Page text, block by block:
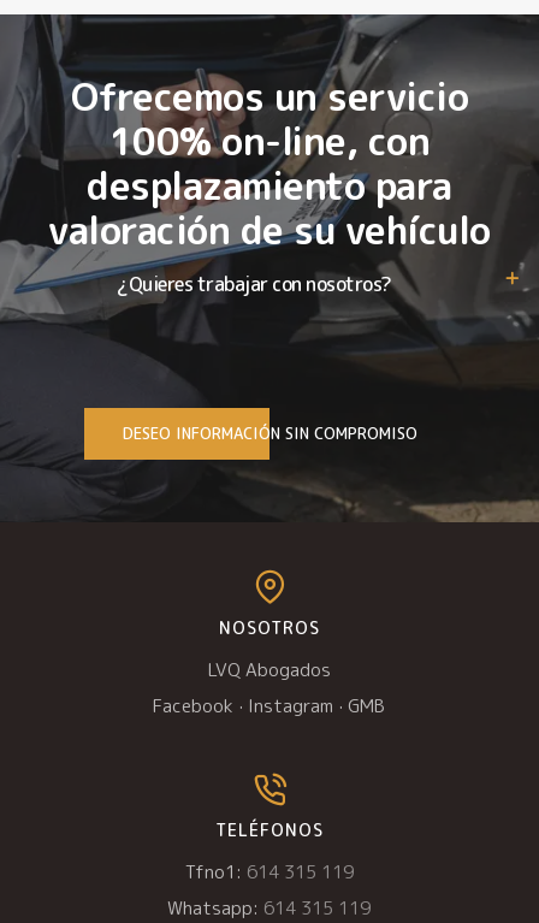
Ofrecemos un servicio
100% on-line, con
desplazamiento para
valoración de su vehículo
¿Quieres trabajar con nosotros?
DESEO INFORMACIÓN SIN COMPROMISO
NOSOTROS
LVQ Abogados
Facebook · Instagram · GMB
TELÉFONOS
Tfno1: 614 315 119
Whatsapp: 614 315 119